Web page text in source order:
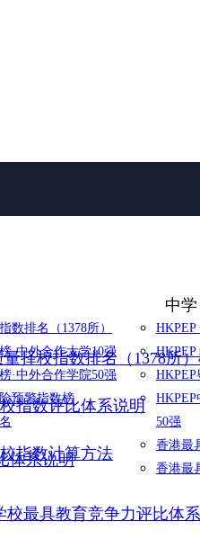
数排名（1378所）
·中外合作大学10强
·中外合作学院50强
预警指数榜
中学
50强
香港最
香港最
择校指数排名（1378所
指数评比体系说明
体系说明
最具教育竞争力评比体
指数计算方法